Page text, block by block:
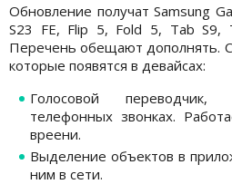
Обновление получат Samsung
S23 FE, Flip 5, Fold 5, Tab S9,
Перечень обещают дополнять.
которые появятся в девайсах:
Голосовой переводчик,
телефонных звонках.
вреени.
Выделение объектов в
ним в сети.